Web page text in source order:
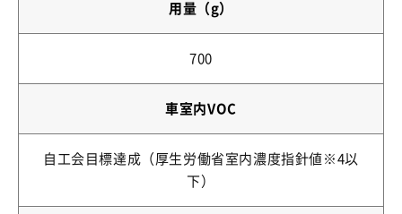
用量（g）
700
車室内VOC
自工会目標達成（厚生労働省室内濃度指針値※4以
下）